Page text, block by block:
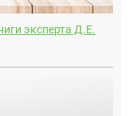
эксперта Д.E.